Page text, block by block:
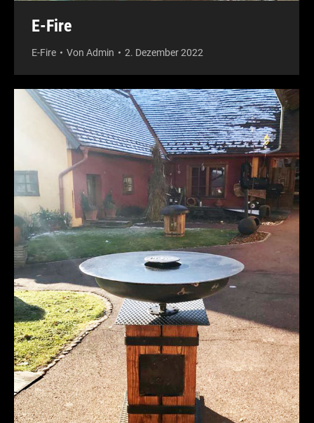
E-Fire
E-Fire Von Admin 2. Dezember 2022